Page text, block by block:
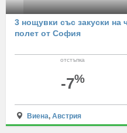
3 нощувки със закуски на
полет от София
отстъпка
-7%
Виена,Австрия